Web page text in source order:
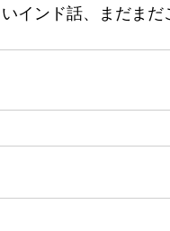
インド話、まだまだ